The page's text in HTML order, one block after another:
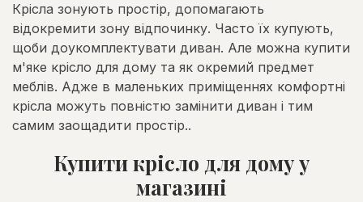
Крісла зонують простір, допомагають
відокремити зону відпочинку. Часто їх купують,
щоби доукомплектувати диван. Але можна купити
м'яке крісло для дому та як окремий предмет
меблів. Адже в маленьких приміщеннях комфортні
крісла можуть повністю замінити диван і тим
самим заощадити простір..
Купити крісло для дому у
магазині